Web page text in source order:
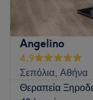
στους πελάτες
το κατάστημα
ομορφιάς,
προϊόντων. Εδώ,
υπηρεσιών
βαφές μαλλιών,
έμπειρους
Angelino
4,9
Σεπόλια, Αθήνα
Θεραπεία